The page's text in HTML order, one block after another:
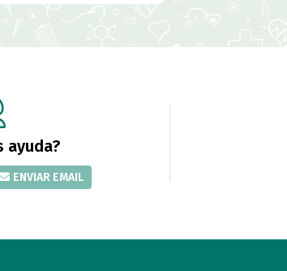
ayuda?
ENVIAR EMAIL